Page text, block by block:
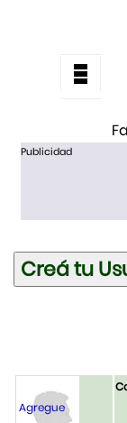
Publicidad
Agregue